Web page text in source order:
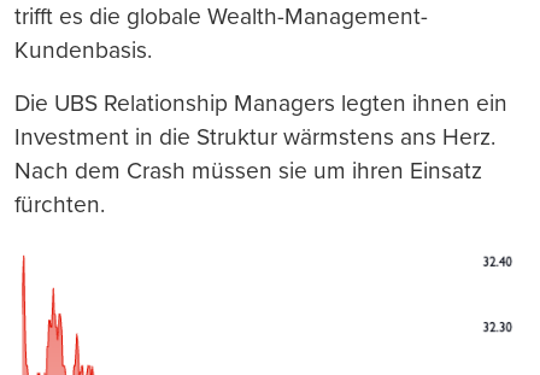
trifft es die globale Wealth-Management-
Kundenbasis.
Die UBS Relationship Managers legten ihnen ein
Investment in die Struktur wärmstens ans Herz.
Nach dem Crash müssen sie um ihren Einsatz
fürchten.